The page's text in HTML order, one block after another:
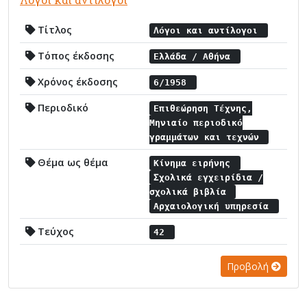
Τίτλος Λόγοι και αντίλογοι
Τόπος έκδοσης Ελλάδα / Αθήνα
Χρόνος έκδοσης 6/1958
Περιοδικό
Επιθεώρηση Τέχνης,
Μηνιαίο περιοδικό
γραμμάτων και τεχνών
Θέμα ως θέμα
Κίνημα ειρήνης
Σχολικά εγχειρίδια /
σχολικά βιβλία
Αρχαιολογική υπηρεσία
Τεύχος 42
Προβολή